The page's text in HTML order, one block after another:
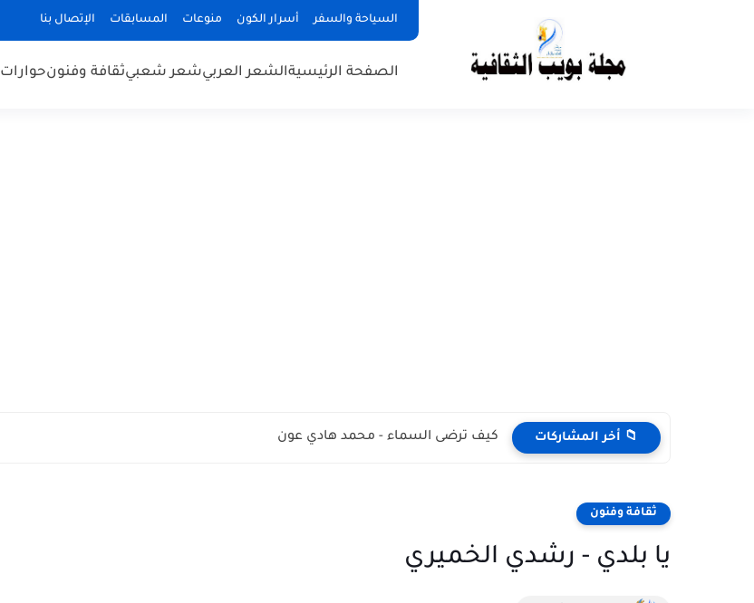
السياحة والسفر أسرار الكون منوعات المسابقات الإتصال بنا
الصفحة الرئيسيةالشعر العربيشعر شعبيثقافة وفنونحوارات
📁 أخر المشاركات كيف ترضى السماء - محمد هادي عون
ثقافة وفنون
يا بلدي - رشدي الخميري